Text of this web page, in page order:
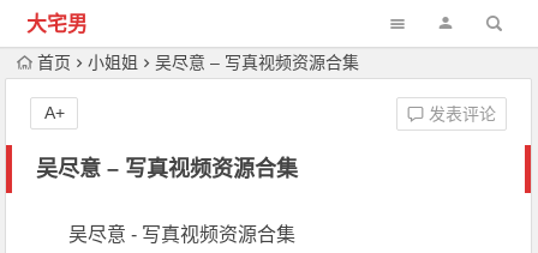
大宅男
首页 小姐姐 吴尽意 – 写真视频资源合集
吴尽意 – 写真视频资源合集
发表评论
A+
吴尽意 - 写真视频资源合集